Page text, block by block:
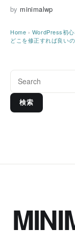
by minimalwp
Home › WordPress初
どこを修正すれば良い
検索